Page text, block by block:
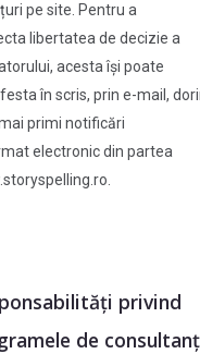
pe site. Pentru a
libertatea de decizie a
acesta își poate
în scris, prin e-mail,
primi notificări
electronic din partea
privind
de